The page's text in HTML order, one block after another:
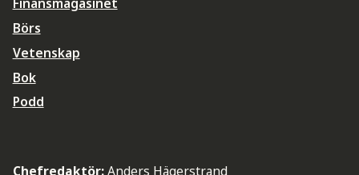
Börs
Vetenskap
Bok
Podd
Chefredaktör:Anders Hägerstrand